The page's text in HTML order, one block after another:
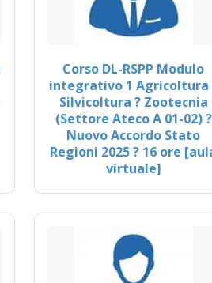
Corso DL-RSPP Modulo
integrativo 1 Agricoltura
Silvicoltura ? Zootecnia
(Settore Ateco A 01-02) ?
Nuovo Accordo Stato
Regioni 2025 ? 16 ore
virtuale]